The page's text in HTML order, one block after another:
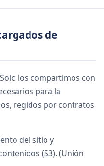
de
los compartimos con
para la
regidos por contratos
del sitio y
(S3). (Unión